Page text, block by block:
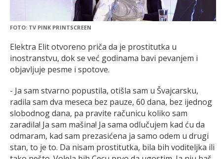
FOTO: TV PINK PRINTSCREEN
Elektra Elit otvoreno priča da je prostitutka u
inostranstvu, dok se već godinama bavi pevanjem i
objavljuje pesme i spotove.
- Ja sam stvarno popustila, otišla sam u Švajcarsku,
radila sam dva meseca bez pauze, 60 dana, bez ijednog
slobodnog dana, pa pravite računicu koliko sam
zaradila! Ja sam mašina! Ja sama odlučujem kad ću da
odmaram, kad sam prezasićena ja samo odem u drugi
stan, to je to. Da nisam prostitutka, bila bih voditeljka ili